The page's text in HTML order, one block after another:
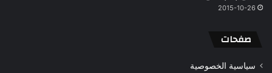
2015-10-26
صفحات
سياسية الخصوصية